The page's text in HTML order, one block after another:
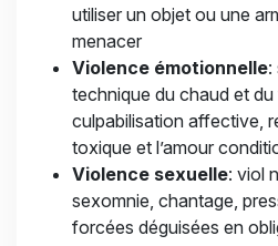
utiliser un objet ou une
menacer
Violence émotionnelle:
technique du chaud et
culpabilisation affective,
toxique et l’amour
Violence sexuelle: viol
sexomnie, chantage,
forcées déguisées en